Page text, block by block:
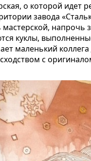
о которой идет
завода
мастерской, напрочь
куклы,
маленький
с